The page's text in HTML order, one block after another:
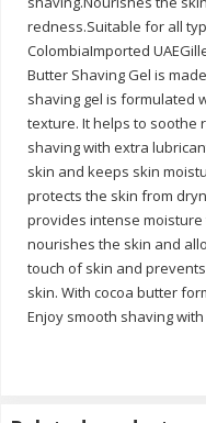
redness.Suitable for all
ColombiaImported
Butter Shaving Gel is
shaving gel is formulated
texture. It helps to soothe
shaving with extra
skin and keeps skin
protects the skin from
provides intense
nourishes the skin and
touch of skin and
skin. With cocoa butter
Enjoy smooth shaving